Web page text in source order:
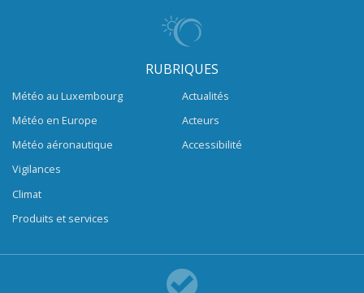
RUBRIQUES
Météo au Luxembourg
Météo en Europe
Météo aéronautique
Vigilances
Climat
Produits et services
Actualités
Acteurs
Accessibilité